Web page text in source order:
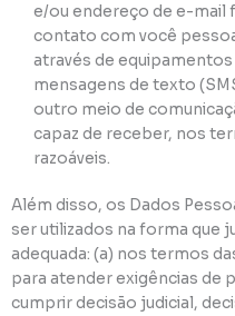
e/ou endereço de e-mail
contato com você
através de
mensagens de texto
outro meio de
capaz de receber, nos
razoáveis.
Além disso, os Dados
ser utilizados na forma que
adequada: (a) nos termos
para atender exigências de
cumprir decisão judicial,